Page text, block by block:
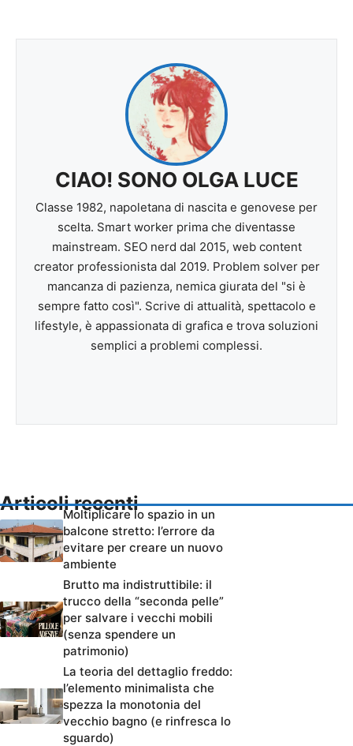
CIAO! SONO OLGA LUCE
Classe 1982, napoletana di nascita e genovese per
scelta. Smart worker prima che diventasse
mainstream. SEO nerd dal 2015, web content
creator professionista dal 2019. Problem solver per
mancanza di pazienza, nemica giurata del "si è
sempre fatto così". Scrive di attualità, spettacolo e
lifestyle, è appassionata di grafica e trova soluzioni
semplici a problemi complessi.
Articoli recenti
Moltiplicare lo spazio in un
balcone stretto: l’errore da
evitare per creare un nuovo
ambiente
Brutto ma indistruttibile: il
trucco della “seconda pelle”
per salvare i vecchi mobili
(senza spendere un
patrimonio)
La teoria del dettaglio freddo:
l’elemento minimalista che
spezza la monotonia del
vecchio bagno (e rinfresca lo
sguardo)